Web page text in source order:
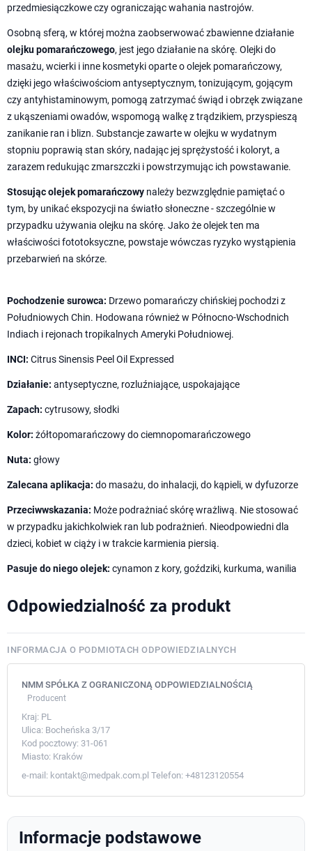
przedmiesiączkowe czy ograniczając wahania nastrojów.
Osobną sferą, w której można zaobserwować zbawienne działanie
olejku pomarańczowego, jest jego działanie na skórę. Olejki do
masażu, wcierki i inne kosmetyki oparte o olejek pomarańczowy,
dzięki jego właściwościom antyseptycznym, tonizującym, gojącym
czy antyhistaminowym, pomogą zatrzymać świąd i obrzęk związane
z ukąszeniami owadów, wspomogą walkę z trądzikiem, przyspieszą
zanikanie ran i blizn. Substancje zawarte w olejku w wydatnym
stopniu poprawią stan skóry, nadając jej sprężystość i koloryt, a
zarazem redukując zmarszczki i powstrzymując ich powstawanie.
Stosując olejek pomarańczowy należy bezwzględnie pamiętać o
tym, by unikać ekspozycji na światło słoneczne - szczególnie w
przypadku używania olejku na skórę. Jako że olejek ten ma
właściwości fototoksyczne, powstaje wówczas ryzyko wystąpienia
przebarwień na skórze.
Pochodzenie surowca: Drzewo pomarańczy chińskiej pochodzi z
Południowych Chin. Hodowana również w Północno-Wschodnich
Indiach i rejonach tropikalnych Ameryki Południowej.
INCI: Citrus Sinensis Peel Oil Expressed
Działanie: antyseptyczne, rozluźniające, uspokajające
Zapach: cytrusowy, słodki
Kolor: żółtopomarańczowy do ciemnopomarańczowego
Nuta: głowy
Zalecana aplikacja: do masażu, do inhalacji, do kąpieli, w dyfuzorze
Przeciwwskazania: Może podrażniać skórę wrażliwą. Nie stosować
w przypadku jakichkolwiek ran lub podrażnień. Nieodpowiedni dla
dzieci, kobiet w ciąży i w trakcie karmienia piersią.
Pasuje do niego olejek: cynamon z kory, goździki, kurkuma, wanilia
Odpowiedzialność za produkt
INFORMACJA O PODMIOTACH ODPOWIEDZIALNYCH
NMM SPÓŁKA Z OGRANICZONĄ ODPOWIEDZIALNOŚCIĄ
Producent
Kraj: PL
Ulica: Bocheńska 3/17
Kod pocztowy: 31-061
Miasto: Kraków
e-mail: kontakt@medpak.com.pl Telefon: +48123120554
Informacje podstawowe